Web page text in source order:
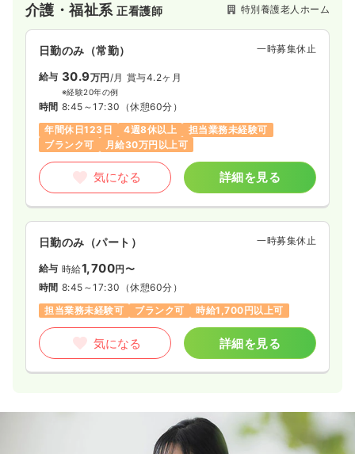
両機能を充実させていきます。
─────────────────
【特別養護老人ホーム 第二南陽園】
地上3階、地下1階建ての、浴風会の中では小規模の施設です。
ご利用者の皆様の笑顔が見つけられるケア、職員が笑顔で接す
るケアをキーワードにして、サービスの提供に努めておりま
【施設長からのメッセージ】
当園では、音楽演奏や歌、お話し相手、アニマルセラピー、囲
碁・将棋など多くのボランティアの皆様のご協力を得て、日常
生活が単調とならないよう取り組んでいます。また、ご家族へ
も施設生活の状況について積極的に情報提供させていただき、
ご本人とご家族にとって「安心、安全なサービス提供」を目指
しております。
介護・福祉系正看護師 特別養護老人ホーム
日勤のみ（常勤） 一時募集休止
給与 30.9万円 /月 賞与4.2ヶ月
※経験20年の例
時間 8:45～17:30 （休憩60分）
年間休日123日
4週8休以上
担当業務未経験可
ブランク可
月給30万円以上可
気になる 詳細を見る
日勤のみ（パート） 一時募集休止
給与 時給1,700円〜
時間 8:45～17:30 （休憩60分）
担当業務未経験可
ブランク可 時給1,700円以上可
気になる 詳細を見る